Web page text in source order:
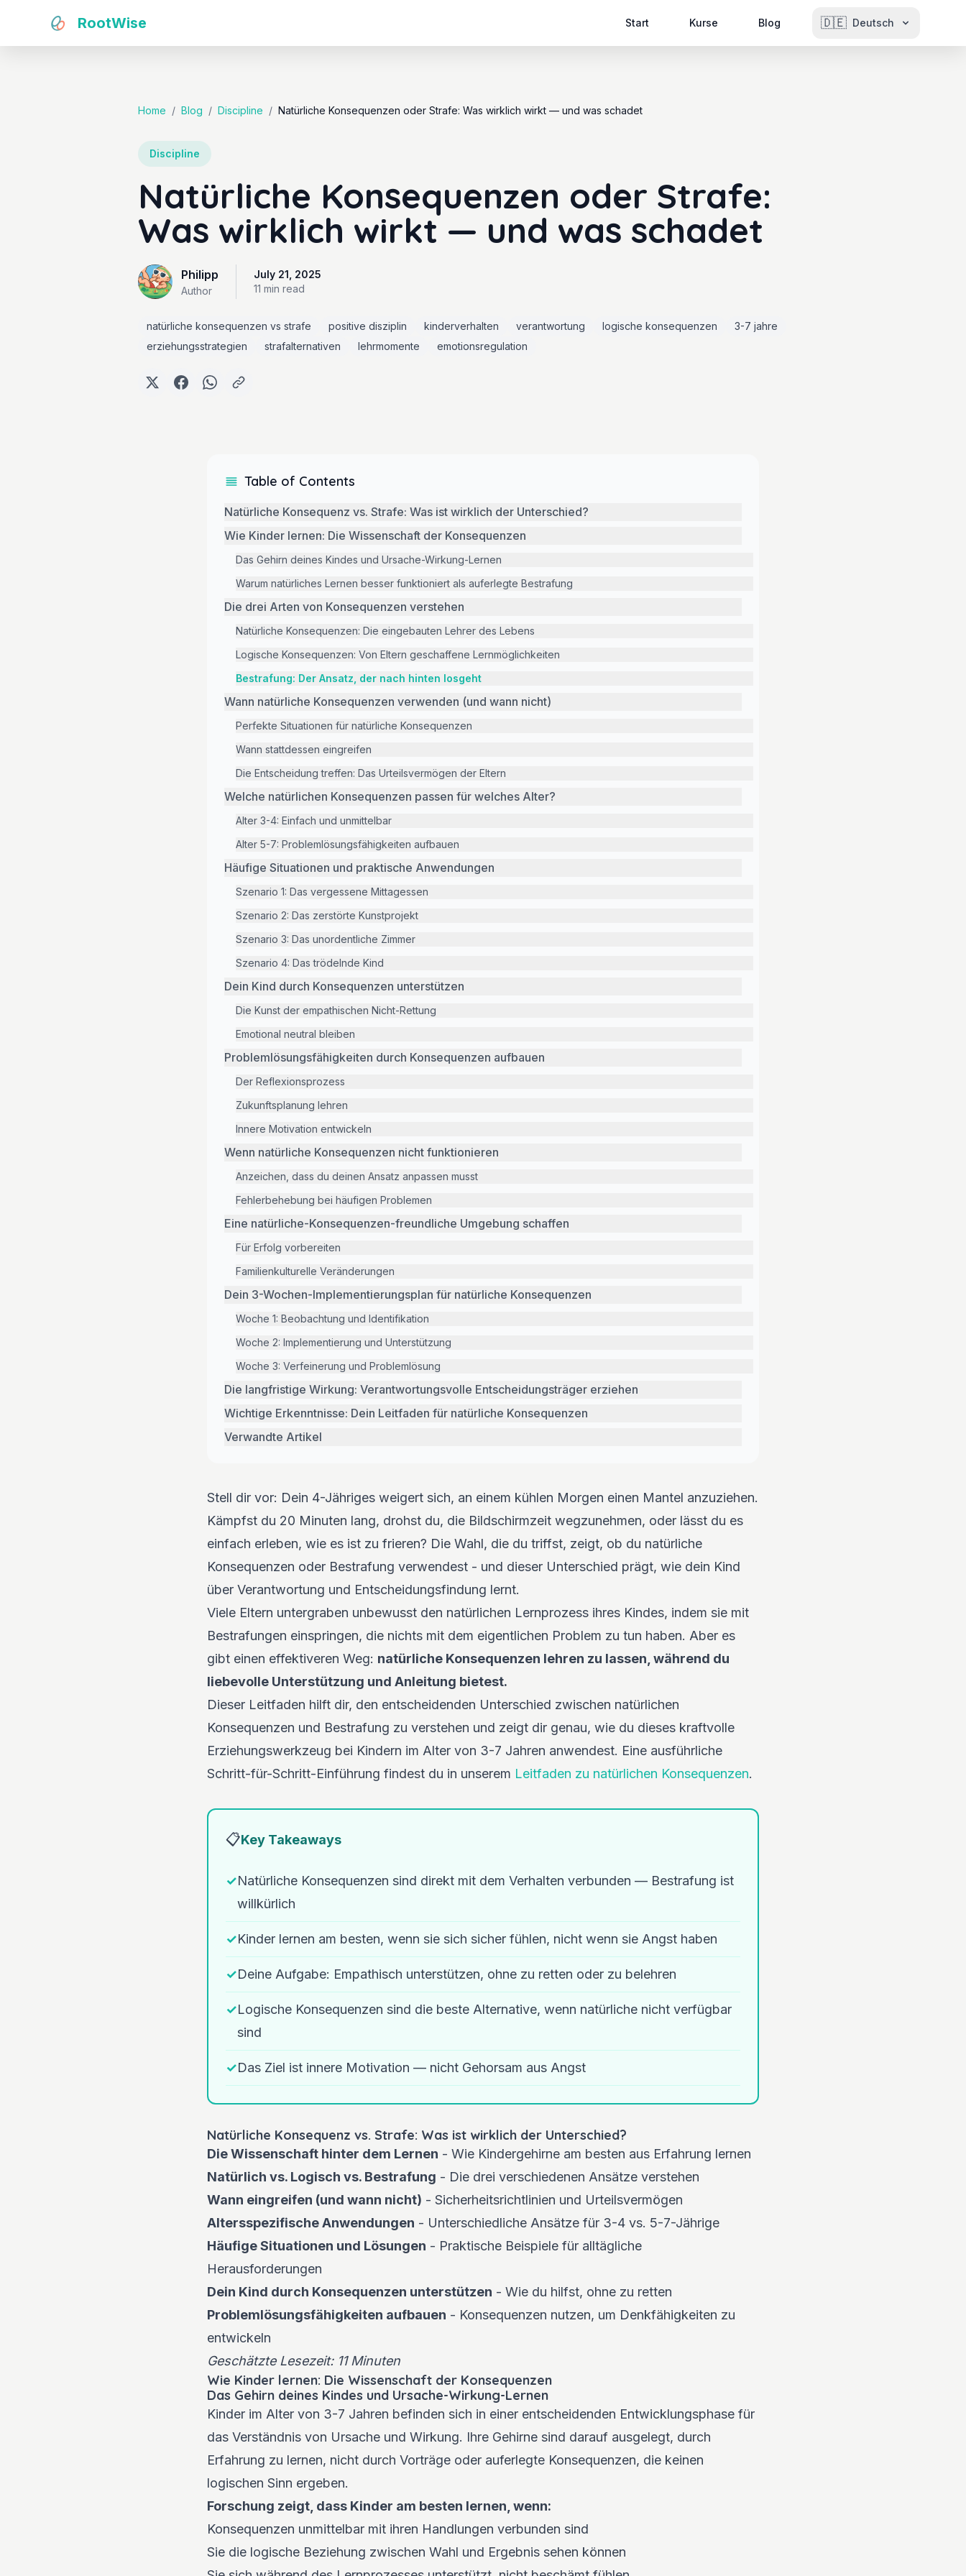
RootWise Start Kurse Blog 🇩🇪 Deutsch
Home / Blog / Discipline / Natürliche Konsequenzen oder Strafe: Was wirklich wirkt — und was schadet
Discipline
Natürliche Konsequenzen oder Strafe:
Was wirklich wirkt — und was schadet
Philipp
Author
July 21, 2025
11 min read
natürliche konsequenzen vs strafe positive disziplin kinderverhalten verantwortung logische konsequenzen
3-7 jahre
erziehungsstrategien
strafalternativen lehrmomente emotionsregulation
Table of Contents
Natürliche Konsequenz vs. Strafe: Was ist wirklich der Unterschied?
Wie Kinder lernen: Die Wissenschaft der Konsequenzen
Das Gehirn deines Kindes und Ursache-Wirkung-Lernen
Warum natürliches Lernen besser funktioniert als auferlegte Bestrafung
Die drei Arten von Konsequenzen verstehen
Natürliche Konsequenzen: Die eingebauten Lehrer des Lebens
Logische Konsequenzen: Von Eltern geschaffene Lernmöglichkeiten
Bestrafung: Der Ansatz, der nach hinten losgeht
Wann natürliche Konsequenzen verwenden (und wann nicht)
Perfekte Situationen für natürliche Konsequenzen
Wann stattdessen eingreifen
Die Entscheidung treffen: Das Urteilsvermögen der Eltern
Welche natürlichen Konsequenzen passen für welches Alter?
Alter 3-4: Einfach und unmittelbar
Alter 5-7: Problemlösungsfähigkeiten aufbauen
Häufige Situationen und praktische Anwendungen
Szenario 1: Das vergessene Mittagessen
Szenario 2: Das zerstörte Kunstprojekt
Szenario 3: Das unordentliche Zimmer
Szenario 4: Das trödelnde Kind
Dein Kind durch Konsequenzen unterstützen
Die Kunst der empathischen Nicht-Rettung
Emotional neutral bleiben
Problemlösungsfähigkeiten durch Konsequenzen aufbauen
Der Reflexionsprozess
Zukunftsplanung lehren
Innere Motivation entwickeln
Wenn natürliche Konsequenzen nicht funktionieren
Anzeichen, dass du deinen Ansatz anpassen musst
Fehlerbehebung bei häufigen Problemen
Eine natürliche-Konsequenzen-freundliche Umgebung schaffen
Für Erfolg vorbereiten
Familienkulturelle Veränderungen
Dein 3-Wochen-Implementierungsplan für natürliche Konsequenzen
Woche 1: Beobachtung und Identifikation
Woche 2: Implementierung und Unterstützung
Woche 3: Verfeinerung und Problemlösung
Die langfristige Wirkung: Verantwortungsvolle Entscheidungsträger erziehen
Wichtige Erkenntnisse: Dein Leitfaden für natürliche Konsequenzen
Verwandte Artikel
Stell dir vor: Dein 4-Jähriges weigert sich, an einem kühlen Morgen einen Mantel anzuziehen.
Kämpfst du 20 Minuten lang, drohst du, die Bildschirmzeit wegzunehmen, oder lässt du es
einfach erleben, wie es ist zu frieren? Die Wahl, die du triffst, zeigt, ob du natürliche
Konsequenzen oder Bestrafung verwendest - und dieser Unterschied prägt, wie dein Kind
über Verantwortung und Entscheidungsfindung lernt.
Viele Eltern untergraben unbewusst den natürlichen Lernprozess ihres Kindes, indem sie mit
Bestrafungen einspringen, die nichts mit dem eigentlichen Problem zu tun haben. Aber es
gibt einen effektiveren Weg: natürliche Konsequenzen lehren zu lassen, während du
liebevolle Unterstützung und Anleitung bietest.
Dieser Leitfaden hilft dir, den entscheidenden Unterschied zwischen natürlichen
Konsequenzen und Bestrafung zu verstehen und zeigt dir genau, wie du dieses kraftvolle
Erziehungswerkzeug bei Kindern im Alter von 3-7 Jahren anwendest. Eine ausführliche
Schritt-für-Schritt-Einführung findest du in unserem Leitfaden zu natürlichen Konsequenzen.
📋Key Takeaways
✓Natürliche Konsequenzen sind direkt mit dem Verhalten verbunden — Bestrafung ist
willkürlich
✓Kinder lernen am besten, wenn sie sich sicher fühlen, nicht wenn sie Angst haben
✓Deine Aufgabe: Empathisch unterstützen, ohne zu retten oder zu belehren
✓Logische Konsequenzen sind die beste Alternative, wenn natürliche nicht verfügbar
sind
✓Das Ziel ist innere Motivation — nicht Gehorsam aus Angst
Natürliche Konsequenz vs. Strafe: Was ist wirklich der Unterschied?
Die Wissenschaft hinter dem Lernen - Wie Kindergehirne am besten aus Erfahrung lernen
Natürlich vs. Logisch vs. Bestrafung - Die drei verschiedenen Ansätze verstehen
Wann eingreifen (und wann nicht) - Sicherheitsrichtlinien und Urteilsvermögen
Altersspezifische Anwendungen - Unterschiedliche Ansätze für 3-4 vs. 5-7-Jährige
Häufige Situationen und Lösungen - Praktische Beispiele für alltägliche
Herausforderungen
Dein Kind durch Konsequenzen unterstützen - Wie du hilfst, ohne zu retten
Problemlösungsfähigkeiten aufbauen - Konsequenzen nutzen, um Denkfähigkeiten zu
entwickeln
Geschätzte Lesezeit: 11 Minuten
Wie Kinder lernen: Die Wissenschaft der Konsequenzen
Das Gehirn deines Kindes und Ursache-Wirkung-Lernen
Kinder im Alter von 3-7 Jahren befinden sich in einer entscheidenden Entwicklungsphase für
das Verständnis von Ursache und Wirkung. Ihre Gehirne sind darauf ausgelegt, durch
Erfahrung zu lernen, nicht durch Vorträge oder auferlegte Konsequenzen, die keinen
logischen Sinn ergeben.
Forschung zeigt, dass Kinder am besten lernen, wenn:
Konsequenzen unmittelbar mit ihren Handlungen verbunden sind
Sie die logische Beziehung zwischen Wahl und Ergebnis sehen können